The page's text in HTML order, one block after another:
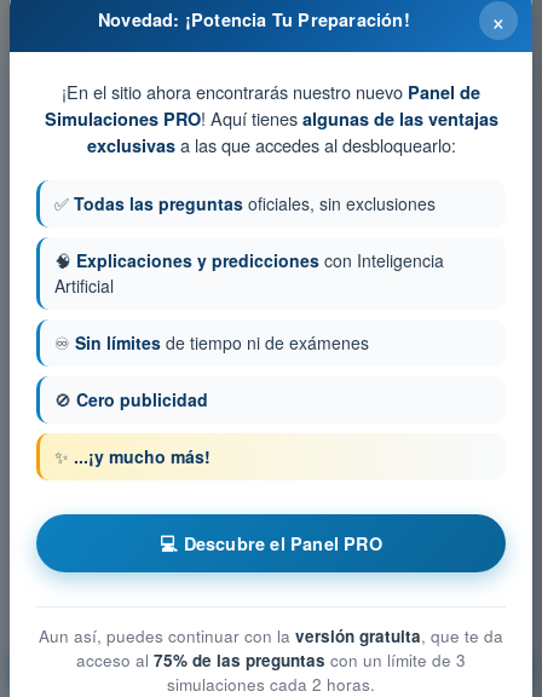
Rendimiento y planificación del vuelo
×
Novedad: ¡Potencia Tu Preparación!
¡En el sitio ahora encontrarás nuestro nuevo Panel de
Simulaciones PRO! Aquí tienes algunas de las ventajas
exclusivasa las que accedes al desbloquearlo:
✅ Todas las preguntas oficiales, sin exclusiones
🧠 Explicaciones y predicciones con Inteligencia
Artificial
♾️ Sin límites de tiempo ni de exámenes
🚫 Cero publicidad
✨ ...¡y mucho más!
💻 Descubre el Panel PRO
Aun así, puedes continuar con la versión gratuita, que te da
acceso al 75% de las preguntas con un límite de 3
simulaciones cada 2 horas.